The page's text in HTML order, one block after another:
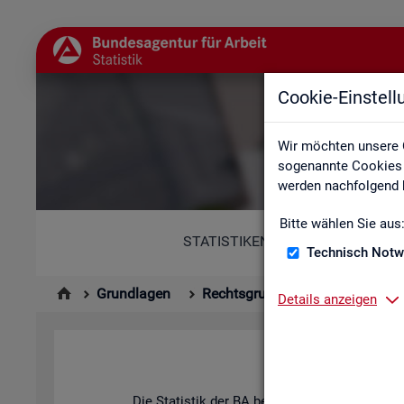
Cookie-
Wir möchten unsere
sogenannte
werden
Bitte wählen Sie aus:
Technisch
Details anzeigen
STATISTIKEN
Grundlagen Rechtsgrundlagen